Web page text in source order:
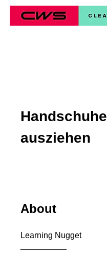
Handschuhe
ausziehen
About
Learning Nugget